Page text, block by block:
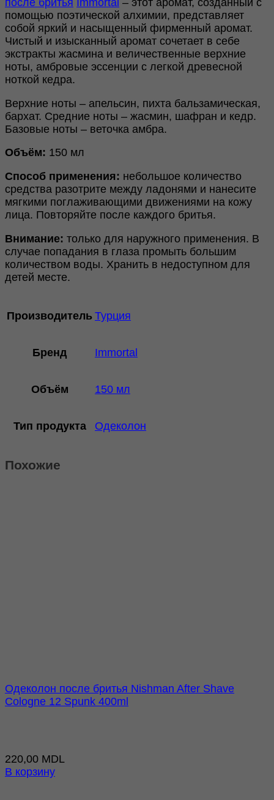
после бритья Immortal – этот аромат, созданный с
помощью поэтической алхимии, представляет
собой яркий и насыщенный фирменный аромат.
Чистый и изысканный аромат сочетает в себе
экстракты жасмина и величественные верхние
ноты, амбровые эссенции с легкой древесной
ноткой кедра.
Верхние ноты – апельсин, пихта бальзамическая,
бархат. Средние ноты – жасмин, шафран и кедр.
Базовые ноты – веточка амбра.
Объём: 150 мл
Способ применения: небольшое количество
средства разотрите между ладонями и нанесите
мягкими поглаживающими движениями на кожу
лица. Повторяйте после каждого бритья.
Внимание: только для наружного применения. В
случае попадания в глаза промыть большим
количеством воды. Хранить в недоступном для
детей месте.
Производитель Турция
Бренд Immortal
Объём 150 мл
Тип продукта Одеколон
Похожие
Одеколон после бритья Nishman After Shave
Cologne 12 Spunk 400ml
220,00 MDL
В корзину